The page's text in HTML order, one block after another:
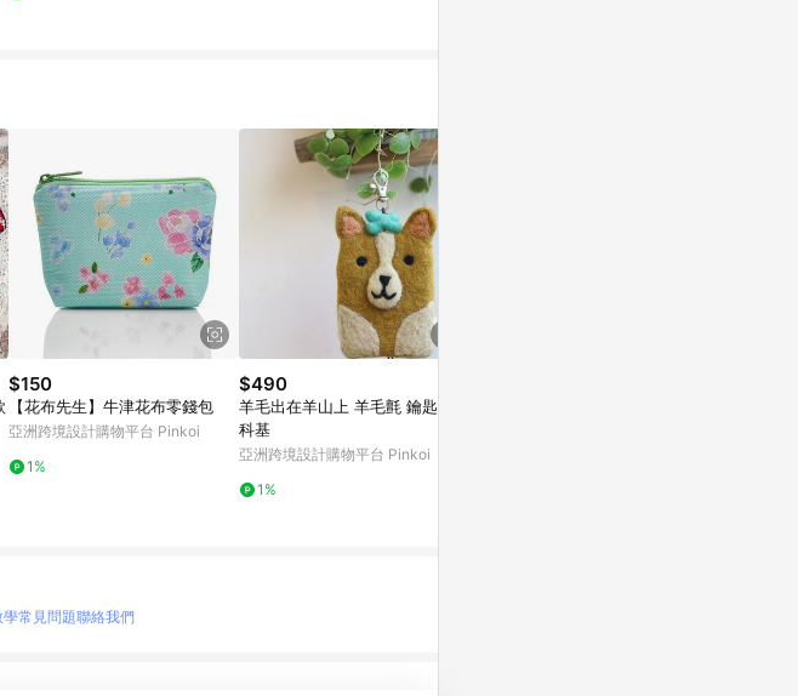
$150
【花布先生】牛津花布零錢包
亞洲跨境設計購物平台 Pinkoi
1%
$490
羊毛出在羊山上 羊毛氈 鑰匙包 -
科基
亞洲跨境設計購物平台 Pinkoi
1%
學常見問題聯絡我們